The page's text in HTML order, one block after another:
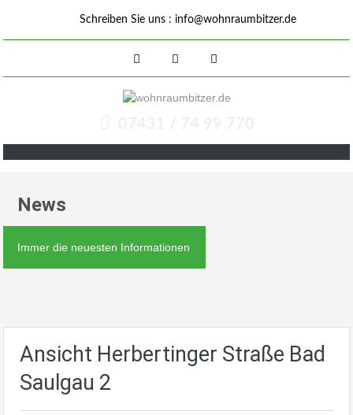
Schreiben Sie uns : info@wohnraumbitzer.de
07431 / 74 99 770
News
Immer die neuesten Informationen
Ansicht Herbertinger Straße Bad
Saulgau 2